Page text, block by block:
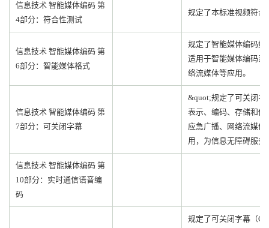
信息技术 智能媒体编码 第
4部分：符合性测试
规定了本标准视频符
信息技术 智能媒体编码 第
6部分：智能媒体格式
规定了智能媒体编码
适用于智能媒体编码
络流媒体等应用。
信息技术 智能媒体编码 第
7部分：可关闭字幕
&quot;规定了可关闭字
表示、编码、存储和
应急广播、网络流媒
用，为信息无障碍服务
信息技术 智能媒体编码 第
10部分：实时通信语音编
码
规定了可关闭字幕（